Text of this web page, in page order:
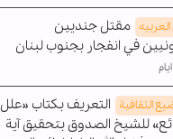
مقتل جنديين
في انفجار بجنوب لبنان
الثقافية التعريف بكتاب «علل
للشيخ الصدوق بتحقيق آية